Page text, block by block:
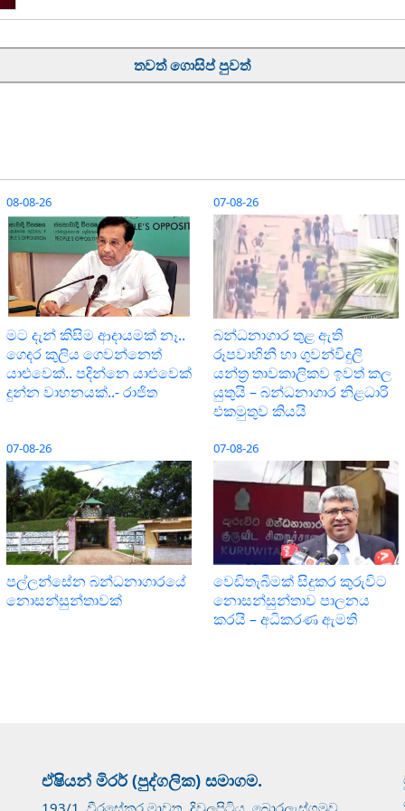
තවත් ගොසිප් පුවත්
08-08-26
මට දැන් කිසිම ආදායමක් නෑ..
ගෙදර කුලිය ගෙවන්නෙත්
යාළුවෙක්.. පදින්නෙ යාළුවෙක්
දුන්න වාහනයක්..- රාජිත
07-08-26
බන්ධනාගාර තුළ ඇති
රූපවාහිනී හා ගුවන්විදුලි
යන්ත්‍ර තාවකාලිකව ඉවත් කල
යුතුයි – බන්ධනාගාර නිළධාරි
එකමුතුව කියයි
07-08-26
පල්ලන්සේන බන්ධනාගාරයේ
නොසන්සුන්තාවක්
07-08-26
වෙඩිතැබීමක් සිදුකර කුරුවිට
නොසන්සුන්තාව පාලනය
කරයි – අධිකරණ ඇමති
ඒෂියන් මිරර් (පුද්ගලික) සමාගම.